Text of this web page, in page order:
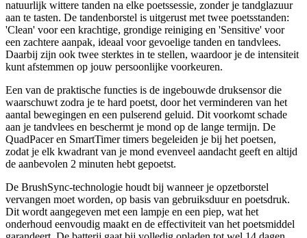
natuurlijk wittere tanden na elke poetssessie, zonder je tandglazuur
aan te tasten. De tandenborstel is uitgerust met twee poetsstanden:
'Clean' voor een krachtige, grondige reiniging en 'Sensitive' voor
een zachtere aanpak, ideaal voor gevoelige tanden en tandvlees.
Daarbij zijn ook twee sterktes in te stellen, waardoor je de intensiteit
kunt afstemmen op jouw persoonlijke voorkeuren.
Een van de praktische functies is de ingebouwde druksensor die
waarschuwt zodra je te hard poetst, door het verminderen van het
aantal bewegingen en een pulserend geluid. Dit voorkomt schade
aan je tandvlees en beschermt je mond op de lange termijn. De
QuadPacer en SmartTimer timers begeleiden je bij het poetsen,
zodat je elk kwadrant van je mond evenveel aandacht geeft en altijd
de aanbevolen 2 minuten hebt gepoetst.
De BrushSync-technologie houdt bij wanneer je opzetborstel
vervangen moet worden, op basis van gebruiksduur en poetsdruk.
Dit wordt aangegeven met een lampje en een piep, wat het
onderhoud eenvoudig maakt en de effectiviteit van het poetsmiddel